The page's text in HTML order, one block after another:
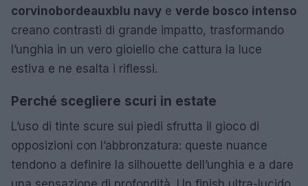
corvino bordeaux blu navy e verde bosco intenso
creano contrasti di grande impatto, trasformando
l’unghia in un vero gioiello che cattura la luce
estiva e ne esalta i riflessi.
Perché scegliere scuri in estate
L’uso di tinte scure sui piedi sfrutta il gioco di
opposizioni con l’abbronzatura: queste nuance
tendono a definire la silhouette dell’unghia e a dare